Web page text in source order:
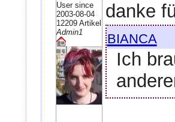
User since
2003-08-04
12209 Artikel
Admin1
danke
bianca
Ich